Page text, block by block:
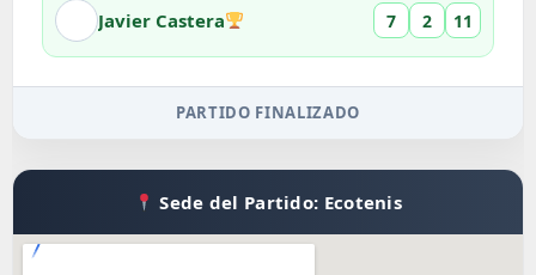
Javier Castera 7 2 11
PARTIDO FINALIZADO
Sede del Partido: Ecotenis